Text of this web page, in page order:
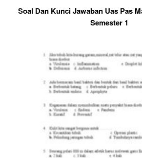
Soal Dan Kunci Jawaban Uas Pas
Semester 1